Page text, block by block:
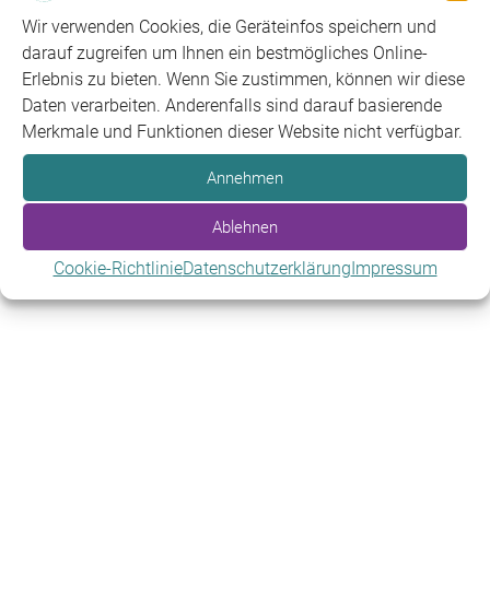
Wir verwenden Cookies, die Geräteinfos speichern und
darauf zugreifen um Ihnen ein bestmögliches Online-
Erlebnis zu bieten. Wenn Sie zustimmen, können wir diese
Daten verarbeiten. Anderenfalls sind darauf basierende
Merkmale und Funktionen dieser Website nicht verfügbar.
Annehmen
Ablehnen
Cookie-RichtlinieDatenschutzerklärungImpressum
FACEBOOKIMPRESSUMDATENSCHUTZERKLÄRUNG KONTAKT